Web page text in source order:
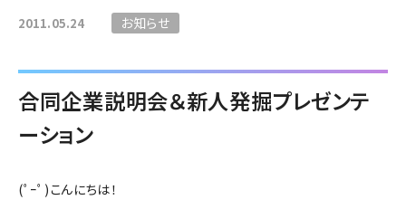
2011.05.24 お知らせ
合同企業説明会＆新人発掘プレゼンテ
ーション
(ﾟｰﾟ)こんにちは！